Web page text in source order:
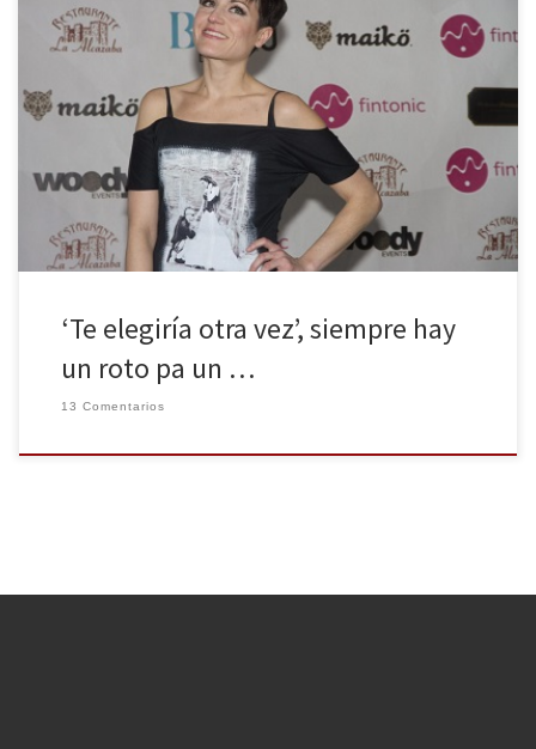
Batiburrillo Producciones presenta Te elegiría otra vez, una
comedia romántica que podrás disfrutar en vivo en el Pequeño
Teatro Gran Vía de Madrid. La Huella Digital ha asistido a la
Premiere de esta obra escrita y dirigida por Sara Escudero
(monologuista reconocida por programas de televisión como
Zapeando y El […]
‘Te elegiría otra vez’, siempre hay
un roto pa un …
13 Comentarios